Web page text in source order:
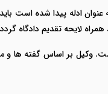
ادله پیدا شده است
لایحه تقدیم دادگاه
وکیل بر اساس گفته ها